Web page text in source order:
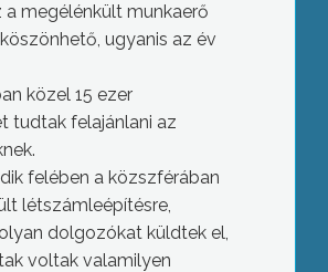
a megélénkült munkaerő
ugyanis az év
közel 15 ezer
tudtak felajánlani az
felében a közszférában
létszámleépítésre,
dolgozókat küldtek el,
voltak valamilyen